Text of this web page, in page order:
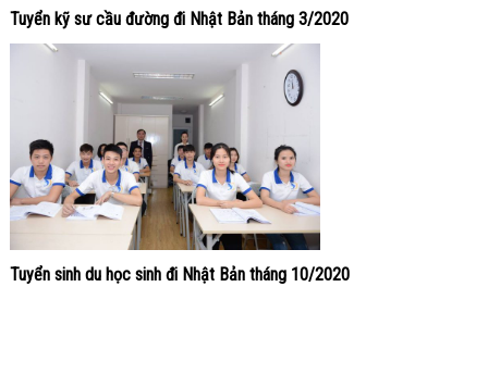
Tuyển kỹ sư cầu đường đi Nhật Bản tháng 3/2020
Tuyển sinh du học sinh đi Nhật Bản tháng 10/2020